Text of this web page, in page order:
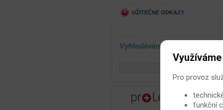
UŽITEČNÉ ODKAZY
Vyhledávání
Pro provoz
funkční